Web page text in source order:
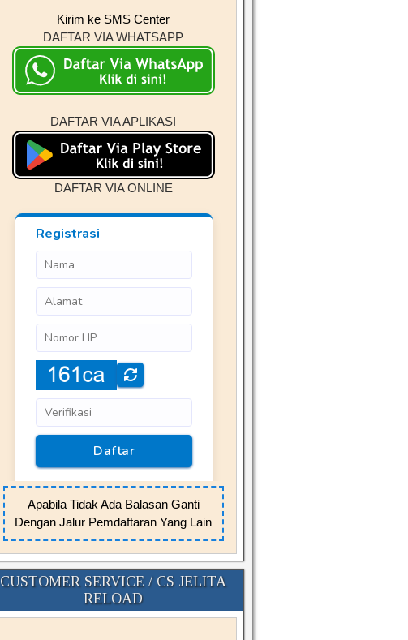
Kirim ke SMS Center
DAFTAR VIA WHATSAPP
DAFTAR VIA APLIKASI
DAFTAR VIA ONLINE
Apabila Tidak Ada Balasan Ganti
Dengan Jalur Pemdaftaran Yang Lain
CUSTOMER SERVICE / CS JELITA
RELOAD